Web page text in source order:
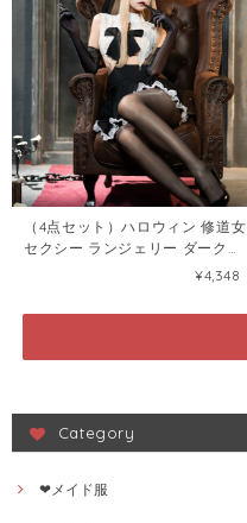
（4点セット）ハロウィン 修道女
セクシー ランジェリー ダーク系
コスプレ タブーシスター コスチ
¥4,348
Category
❤メイド服